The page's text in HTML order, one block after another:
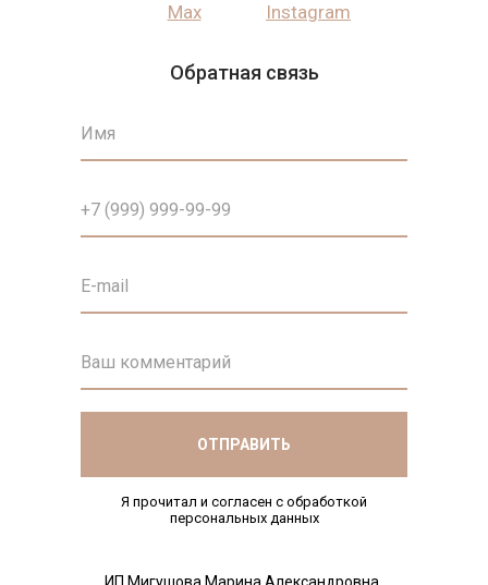
Обратная связь
ОТПРАВИТЬ
Я прочитал и согласен с обработкой
персональных данных
Instagram
Max